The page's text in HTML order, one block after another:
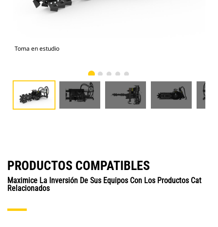
Toma en estudio
PRODUCTOS COMPATIBLES
Maximice La Inversión De Sus Equipos Con Los Productos Cat
Relacionados